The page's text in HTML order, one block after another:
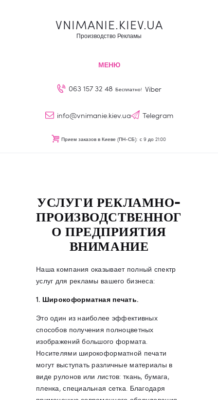
VNIMANIE.KIEV.UA
Производство Рекламы
МЕНЮ
063 157 32 48 Бесплатно! Viber
info@vnimanie.kiev.ua Telegram
Прием заказов в Киеве (ПН-СБ): с 9 до 21:00
VNIMANIE.KIEV.UA
О нас
Контакты
УСЛУГИ РЕКЛАМНО-
ПРОИЗВОДСТВЕННОГ
О ПРЕДПРИЯТИЯ
ВНИМАНИЕ
Наша компания оказывает полный спектр
услуг для рекламы вашего бизнеса:
1. Широкоформатная печать.
Это один из наиболее эффективных
способов получения полноцветных
изображений большого формата.
Носителями широкоформатной печати
могут выступать различные материалы в
виде рулонов или листов: ткань, бумага,
пленка, специальная сетка. Благодаря